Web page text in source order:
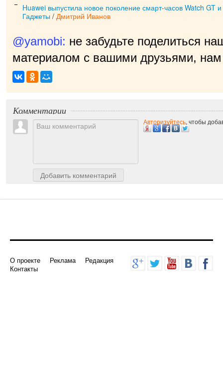
Huawei выпустила новое поколение смарт-часов Watch GT
Гаджеты / Дмитрий Иванов
@yamobi: не забудьте поделиться
материалом с вашими друзьями, нам
приятн|
Комментарии